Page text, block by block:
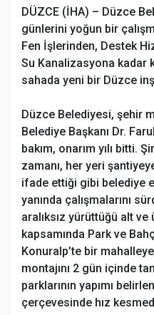
DÜZCE (İHA) – Düzce
günlerini yoğun bir
Fen İşlerinden, Destek
Su Kanalizasyona kadar
sahada yeni bir Düzce
Düzce Belediyesi, şehir
Belediye Başkanı Dr.
bakım, onarım yılı bitti.
zamanı, her yeri
ifade ettiği gibi belediye
yanında çalışmalarını
aralıksız yürüttüğü alt ve
kapsamında Park ve
Konuralp’te bir
montajını 2 gün içinde
parklarının yapımı
çerçevesinde hız